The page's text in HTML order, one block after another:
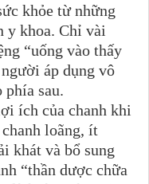
khỏe từ những
y khoa. Chỉ vài
“uống vào thấy
áp dụng vô
sau.
của chanh khi
loãng, ít
khát và bổ sung
“thần dược chữa